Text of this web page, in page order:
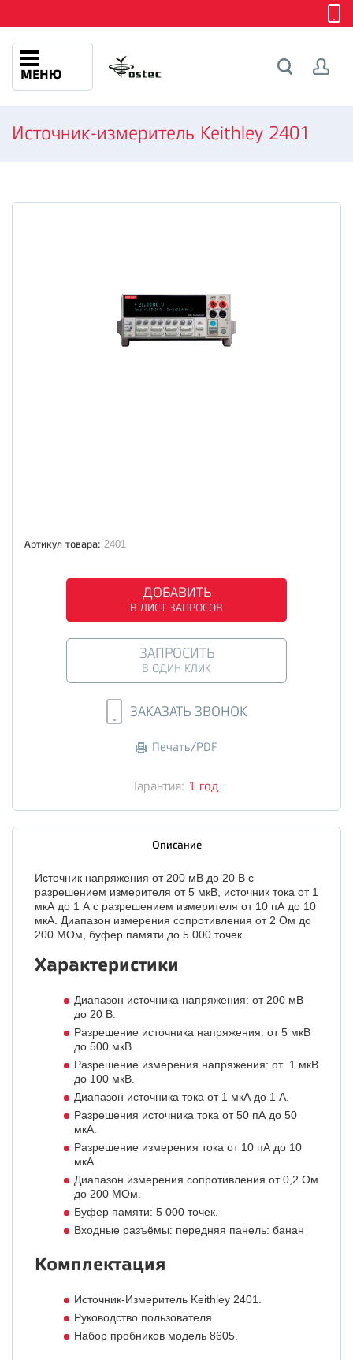
МЕНЮ
Источник-измеритель Keithley 2401
Артикул товара: 2401
ДОБАВИТЬ
В ЛИСТ ЗАПРОСОВ
ЗАПРОСИТЬ
В ОДИН КЛИК
ЗАКАЗАТЬ ЗВОНОК
Печать/PDF
Гарантия: 1 год
Описание
Источник напряжения от 200 мВ до 20 В с
разрешением измерителя от 5 мкВ, источник тока от 1
мкА до 1 А с разрешением измерителя от 10 пА до 10
мкА. Диапазон измерения сопротивления от 2 Ом до
200 МОм, буфер памяти до 5 000 точек.
Характеристики
Диапазон источника напряжения: от 200 мВ
до 20 В.
Разрешение источника напряжения: от 5 мкВ
до 500 мкВ.
Разрешение измерения напряжения: от 1 мкВ
до 100 мкВ.
Диапазон источника тока от 1 мкА до 1 А.
Разрешения источника тока от 50 пА до 50
мкА.
Разрешение измерения тока от 10 пА до 10
мкА.
Диапазон измерения сопротивления от 0,2 Ом
до 200 МОм.
Буфер памяти: 5 000 точек.
Входные разъёмы: передняя панель: банан
Комплектация
Источник-Измеритель Keithley 2401.
Руководство пользователя.
Набор пробников модель 8605.